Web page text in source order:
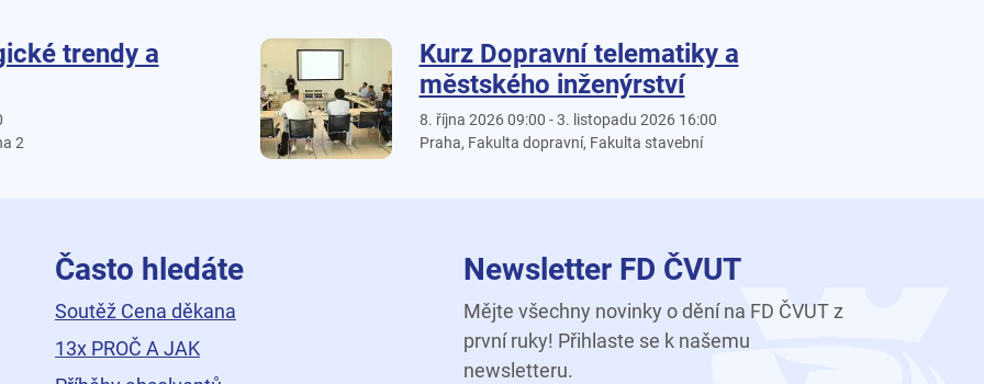
trendy a
2
Kurz Dopravní telematiky a
městského inženýrství
8. října 2026 09:00 - 3. listopadu 2026 16:00
Praha, Fakulta dopravní, Fakulta stavební
Často hledáte
Soutěž Cena děkana
13x PROČ A JAK
Newsletter FD ČVUT
Mějte všechny novinky o dění na FD ČVUT z
první ruky! Přihlaste se k našemu
newsletteru.